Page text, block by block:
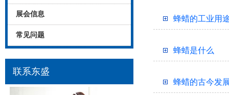
展会信息
常见问题
联系东盛
蜂蜡的工业用
蜂蜡是什么
蜂蜡的古今发